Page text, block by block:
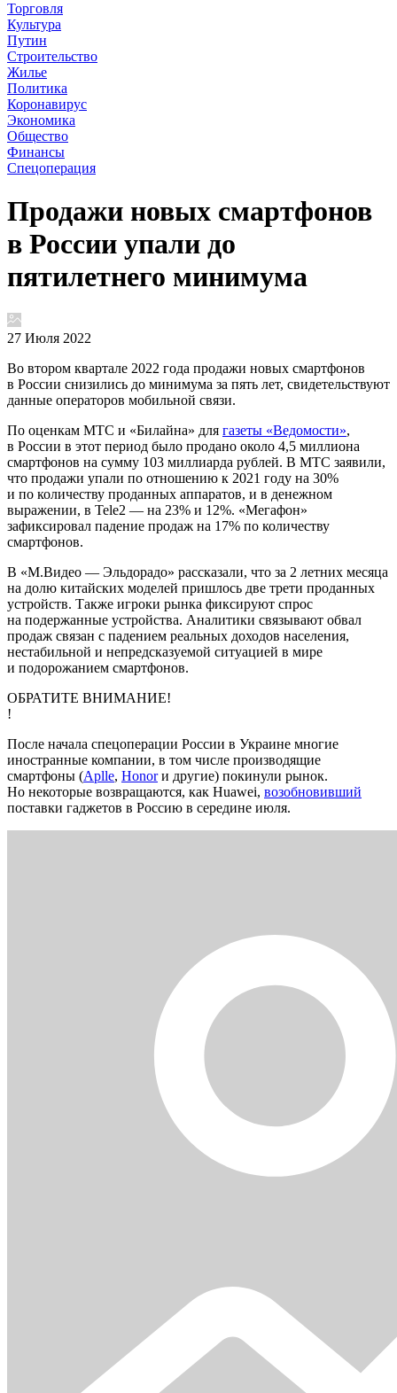
Торговля
Культура
Путин
Строительство
Жилье
Политика
Коронавирус
Экономика
Общество
Финансы
Спецоперация
Продажи новых смартфонов
в России упали до
пятилетнего минимума
27 Июля 2022
Во втором квартале 2022 года продажи новых смартфонов
в России снизились до минимума за пять лет, свидетельствуют
данные операторов мобильной связи.
По оценкам МТС и «Билайна» для газеты «Ведомости»,
в России в этот период было продано около 4,5 миллиона
смартфонов на сумму 103 миллиарда рублей. В МТС заявили,
что продажи упали по отношению к 2021 году на 30%
и по количеству проданных аппаратов, и в денежном
выражении, в Tele2 — на 23% и 12%. «Мегафон»
зафиксировал падение продаж на 17% по количеству
смартфонов.
В «М.Видео — Эльдорадо» рассказали, что за 2 летних месяца
на долю китайских моделей пришлось две трети проданных
устройств. Также игроки рынка фиксируют спрос
на подержанные устройства. Аналитики связывают обвал
продаж связан с падением реальных доходов населения,
нестабильной и непредсказуемой ситуацией в мире
и подорожанием смартфонов.
ОБРАТИТЕ ВНИМАНИЕ!
!
После начала спецоперации России в Украине многие
иностранные компании, в том числе производящие
смартфоны (Aplle, Honorи другие) покинули рынок.
Но некоторые возвращаются, как Huawei, возобновивший
поставки гаджетов в Россию в середине июля.